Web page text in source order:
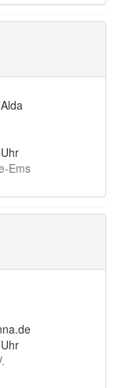
Ems